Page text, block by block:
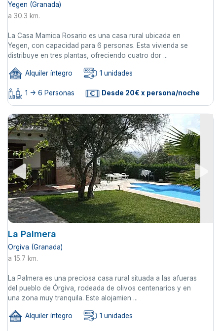
Yegen (Granada)
a 30.3 km.
La Casa Mamica Rosario es una casa rural ubicada en
Yegen, con capacidad para 6 personas. Esta vivienda se
distribuye en tres plantas, ofreciendo cuatro dor ...
Alquiler íntegro 1 unidades
1 -> 6 Personas Desde 20€ x persona/noche
La Palmera
Orgiva (Granada)
a 15.7 km.
La Palmera es una preciosa casa rural situada a las afueras
del pueblo de Órgiva, rodeada de olivos centenarios y en
una zona muy tranquila. Este alojamien ...
Alquiler íntegro 1 unidades